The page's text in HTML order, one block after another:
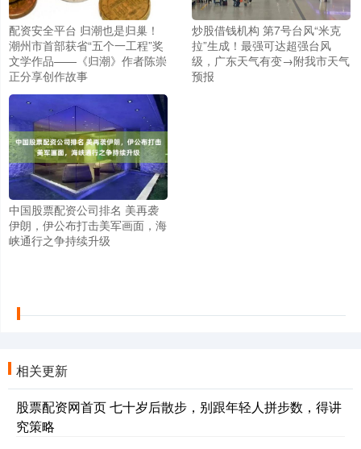
配资安全平台 归潮也是归巢！
潮州市首部获省“五个一工程”奖
文学作品——《归潮》作者陈崇
正分享创作故事
炒股借钱机构 第7号台风“米克
拉”生成！最强可达超强台风
级，广东天气有变→附我市天气
预报
中国股票配资公司排名 美再袭
伊朗，伊公布打击美军画面，海
峡通行之争持续升级
相关更新
股票配资网首页 七十岁后散步，别跟年轻人拼步数，得讲
究策略